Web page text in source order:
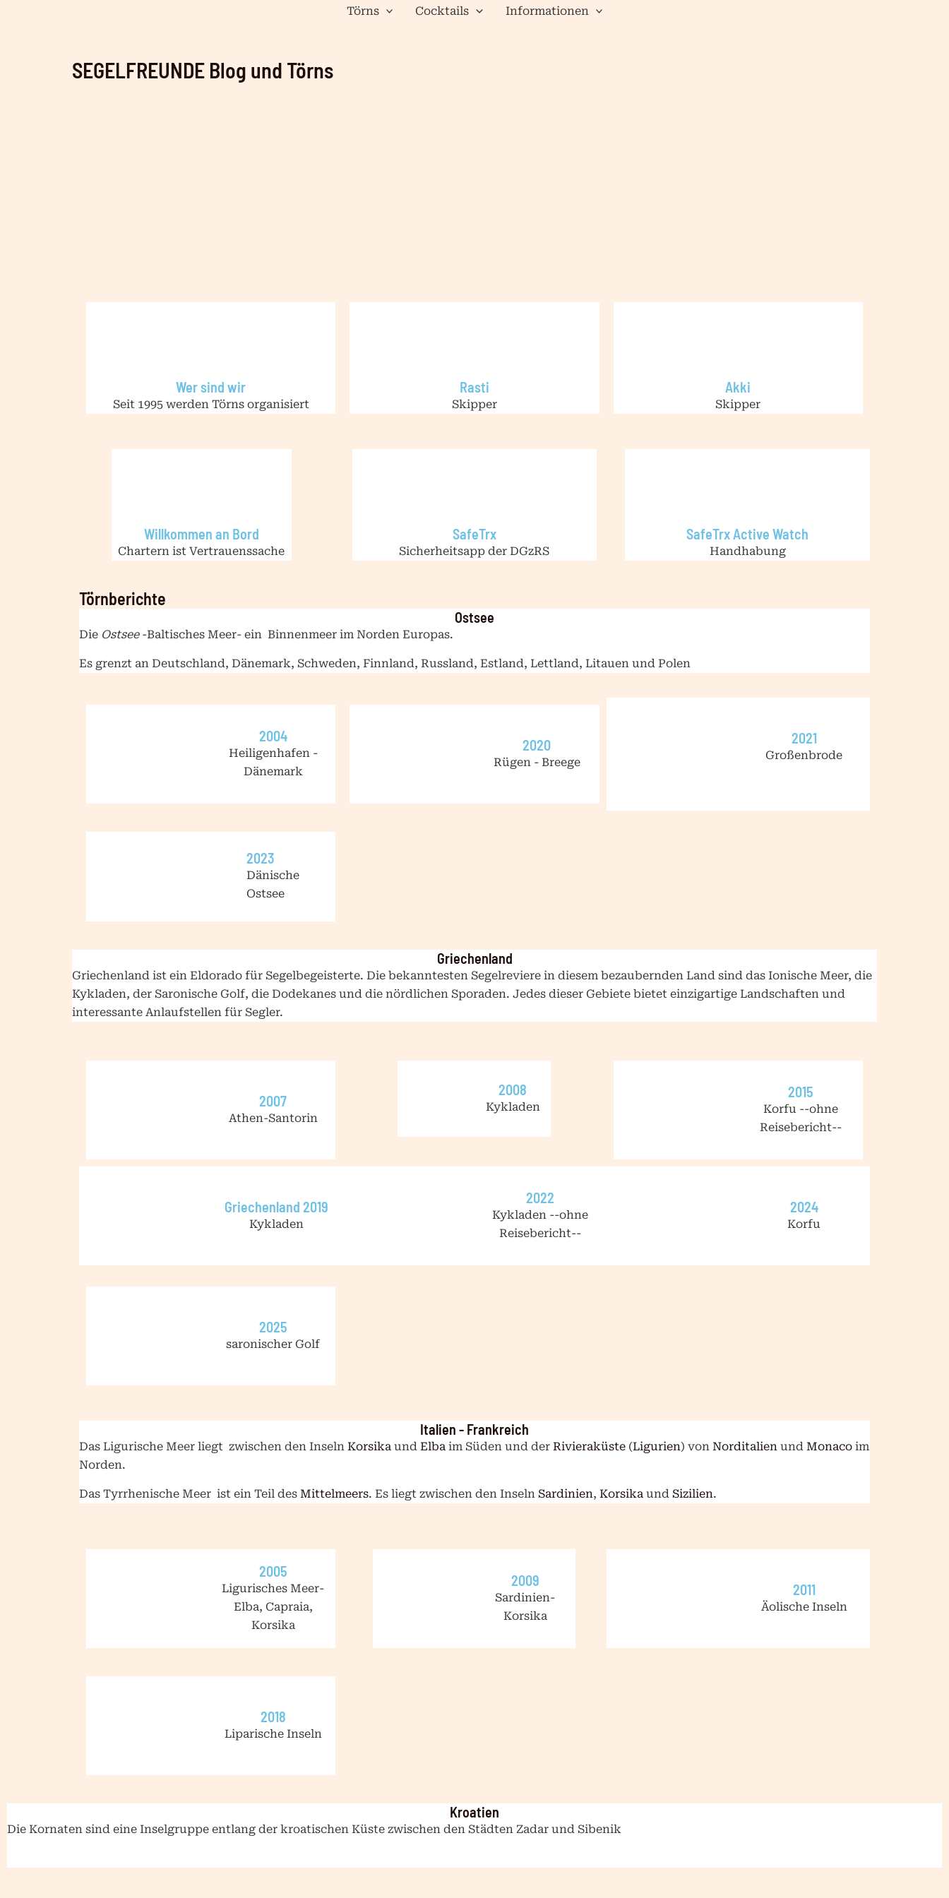
Törns Cocktails Informationen
SEGELFREUNDE Blog und Törns
Wer sind wir
Seit 1995 werden Törns organisiert
Rasti
Skipper
Akki
Skipper
Willkommen an Bord
Chartern ist Vertrauenssache
SafeTrx
Sicherheitsapp der DGzRS
SafeTrx Active Watch
Handhabung
Törnberichte
Ostsee
Die Ostsee-Baltisches Meer- ein Binnenmeer im Norden Europas.
Es grenzt an Deutschland, Dänemark, Schweden, Finnland, Russland, Estland, Lettland, Litauen und Polen
2004
Heiligenhafen -
Dänemark
2020
Rügen - Breege
2021
Großenbrode
2023
Dänische
Ostsee
Griechenland
Griechenland ist ein Eldorado für Segelbegeisterte. Die bekanntesten Segelreviere in diesem bezaubernden Land sind das Ionische Meer, die
Kykladen, der Saronische Golf, die Dodekanes und die nördlichen Sporaden. Jedes dieser Gebiete bietet einzigartige Landschaften und
interessante Anlaufstellen für Segler.
2007
Athen-Santorin
2008
Kykladen
2015
Korfu --ohne
Reisebericht--
Griechenland 2019
Kykladen
2022
Kykladen --ohne
Reisebericht--
2024
Korfu
2025
saronischer Golf
Italien - Frankreich
Das Ligurische Meer liegt zwischen den Inseln Korsika und Elba im Süden und der Rivieraküste (Ligurien) von Norditalien und Monaco im
Norden.
Das Tyrrhenische Meer ist ein Teil des Mittelmeers. Es liegt zwischen den Inseln Sardinien, Korsika und Sizilien.
2005
Ligurisches Meer-
Elba, Capraia,
Korsika
2009
Sardinien-
Korsika
2011
Äolische Inseln
2018
Liparische Inseln
Kroatien
Die Kornaten sind eine Inselgruppe entlang der kroatischen Küste zwischen den Städten Zadar und Sibenik